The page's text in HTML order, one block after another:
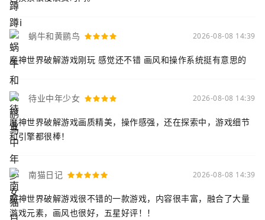
蜗牛和黄鹂鸟 2026-08-08 14:39
魔神世界破解游戏刚玩 感觉还不错 画风和操作系统挺有意思的
待业中年少女 2026-08-08 14:39
魔神世界破解游戏画质精美，操作感强，还在探索中，游戏细节
和引擎都很棒！
南猫日记 2026-08-08 14:39
魔神世界破解游戏很不错的一款游戏，内容很丰富，融合了大量
游戏元素，画风也很好，五星好评！！